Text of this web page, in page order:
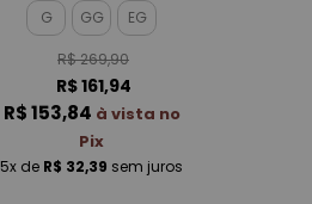
FEMININO
G GG EG
R$ 269,90
R$ 161,94
R$ 153,84 à vista no
Pix
5x de R$ 32,39 sem juros